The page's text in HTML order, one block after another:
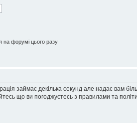
на форумі цього разу
займає декілька секунд але надає вам
що ви погоджуєтесь з правилами та